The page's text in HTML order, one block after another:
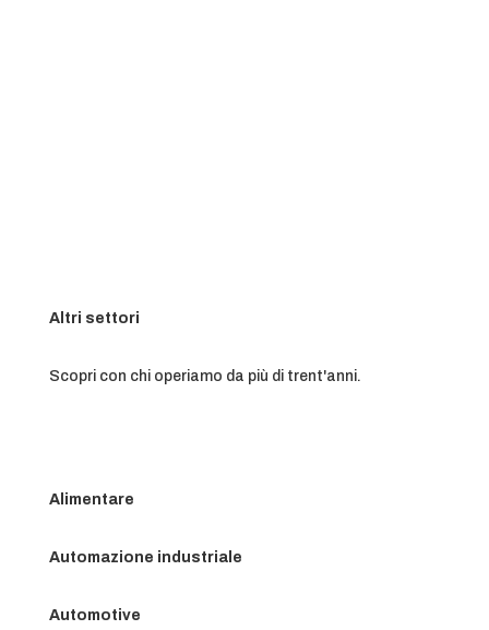
Altri settori
Scopri con chi operiamo da più di trent'anni.
Alimentare
Automazione industriale
Automotive